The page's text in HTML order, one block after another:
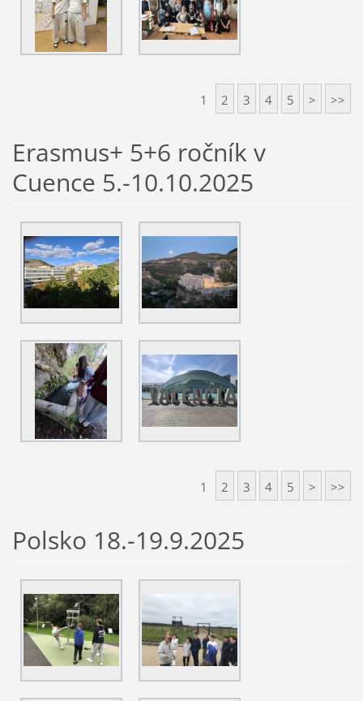
1 2 3 4 5 > >>
Erasmus+ 5+6 ročník v
Cuence 5.-10.10.2025
1 2 3 4 5 > >>
Polsko 18.-19.9.2025